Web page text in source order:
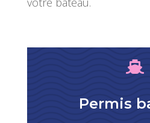

Permis